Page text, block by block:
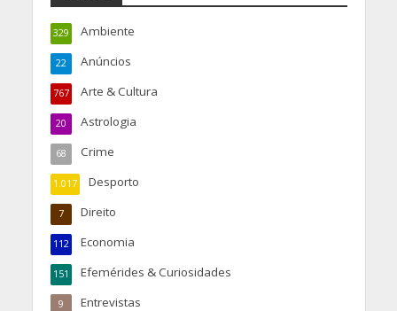
Ambiente
329
Anúncios
22
Arte & Cultura
767
Astrologia
20
Crime
68
Desporto
1.017
Direito
7
Economia
112
Efemérides & Curiosidades
151
Entrevistas
9